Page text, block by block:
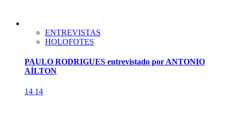
ENTREVISTAS
HOLOFOTES
PAULO RODRIGUES entrevistado por ANTONIO
AÍLTON
14 14